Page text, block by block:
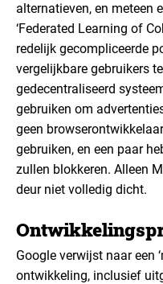
alternatieven, en meteen
‘Federated Learning of
redelijk gecompliceerde
vergelijkbare gebruikers
gedecentraliseerd
gebruiken om
geen
gebruiken, en een paar
zullen blokkeren. Alleen
deur niet volledig dicht.
Google verwijst naar een
ontwikkeling, inclusief